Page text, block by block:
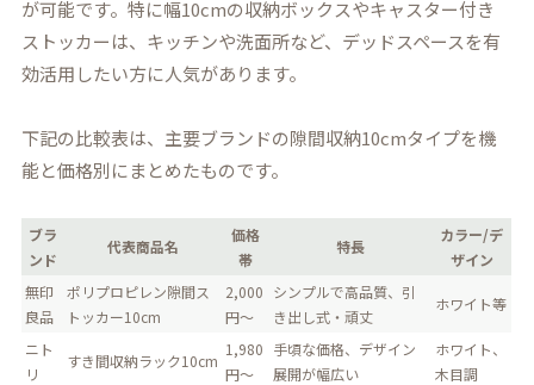
が可能です。特に幅10cmの収納ボックスやキャスター付き
ストッカーは、キッチンや洗面所など、デッドスペースを有
効活用したい方に人気があります。
下記の比較表は、主要ブランドの隙間収納10cmタイプを機
能と価格別にまとめたものです。
ブラ
ンド
代表商品名
価格
帯
特長
カラー/デ
ザイン
無印
良品
ポリプロピレン隙間ス
トッカー10cm
2,000
円〜
シンプルで高品質、引
き出し式・頑丈
ホワイト等
ニト
リ
すき間収納ラック10cm
1,980
円〜
手頃な価格、デザイン
展開が幅広い
ホワイト、
木目調